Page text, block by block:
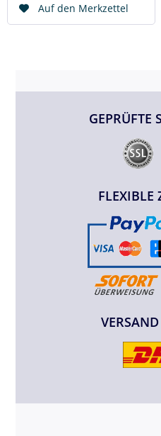
Auf den Merkzettel
GEPRÜFTE
FLEXIBLE